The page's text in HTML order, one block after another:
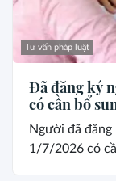
Tư vấn pháp luật
Đã đăng ký
có cần bổ
Người đã
1/7/2026 có